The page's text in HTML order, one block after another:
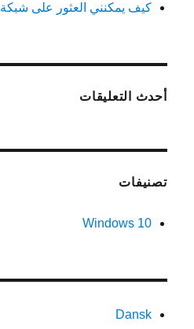
كيف يمكنني العثور على شبكة wi-fi المدفوعة
أحدث التعليقات
تصنيفات
Windows 10
Dansk